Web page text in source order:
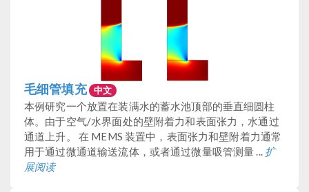
毛细管填充 中文
本例研究一个放置在装满水的蓄水池顶部的垂直细圆柱
体。由于空气/水界面处的壁附着力和表面张力，水通过
通道上升。 在 MEMS 装置中，表面张力和壁附着力通常
用于通过微通道输送流体，或者通过微量吸管测量 ... 扩
展阅读